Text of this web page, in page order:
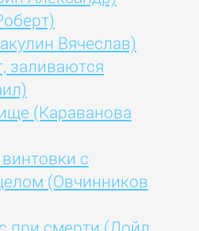
Вячеслав)
заливаются
(Караванова
с
(Овчинников